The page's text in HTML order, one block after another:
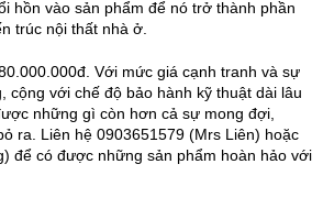
hồn vào sản phẩm để nó trở thành phần
trúc nội thất nhà ở.
Với mức giá cạnh tranh và sự
cộng với chế độ bảo hành kỹ thuật dài lâu
những gì còn hơn cả sự mong đợi,
ra. Liên hệ 0903651579 (Mrs Liên) hoặc
để có được những sản phẩm hoàn hảo với